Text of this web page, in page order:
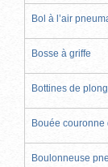
Bol à l’air
Bosse à griffe
Bottines de
Bouée couronne
Boulonneuse